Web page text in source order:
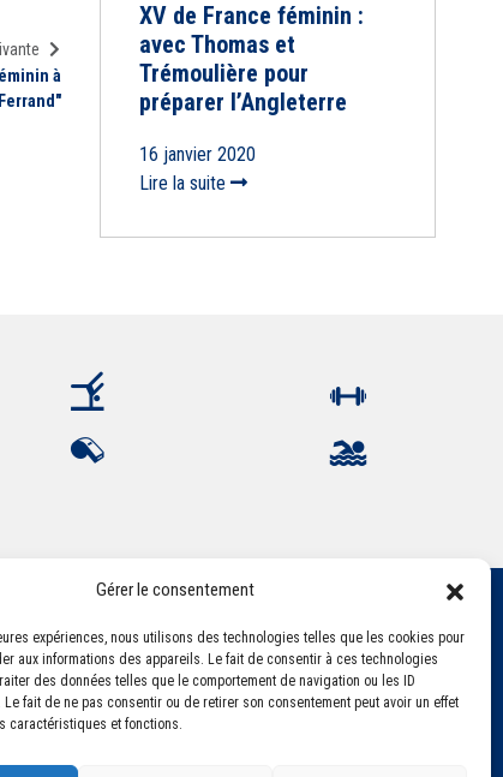
Gérer le consentement
expériences, nous utilisons des technologies telles que les cookies pour
aux informations des appareils. Le fait de consentir à ces technologies
des données telles que le comportement de navigation ou les ID
fait de ne pas consentir ou de retirer son consentement peut avoir un effet
caractéristiques et fonctions.
à
XV de France féminin :
avec Thomas et
Trémoulière pour
préparer l’Angleterre
16 janvier 2020
Lire la suite